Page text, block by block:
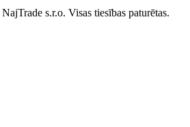
s.r.o. Visas tiesības paturētas.